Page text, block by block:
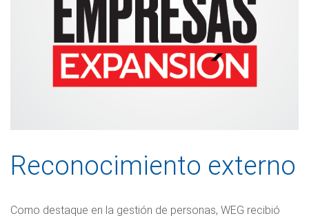
Reconocimiento externo
Como destaque en la gestión de personas, WEG recibió